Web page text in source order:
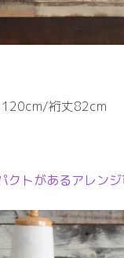
裄丈82cm
クトがあるアレン